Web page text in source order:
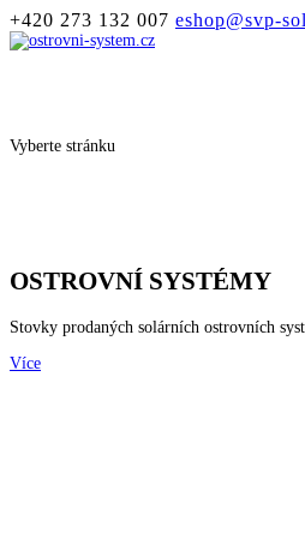
+420 273 132 007 eshop@svp-
Vyberte stránku
OSTROVNÍ SYSTÉMY
Stovky prodaných solárních ostrovních
Více